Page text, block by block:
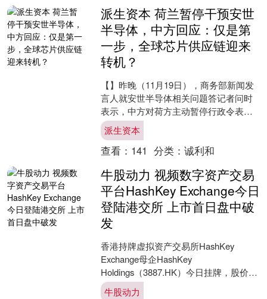
派生资本 荷兰暂停干预安世
半导体，中方回应：仅是第
一步，全球芯片供应链迎来
转机？
【】昨晚（11月19日），商务部新闻发
言人就安世半导体相关问题答记者问时
表示，中方对荷方主动暂停行政令表示
欢迎。但也强调暂停仅是第一步，呼吁
荷方继续合作，取消干....
派生资本
查看： 141 分类： 诚利和
牛股动力 视频数字资产交易
平台HashKey Exchange今日
登陆港交所 上市首日盘中破
发
香港持牌虚拟资产交易所HashKey
Exchange母企HashKey
Holdings（3887.HK）今日挂牌，股价开
报6.7港币，较定价6.68元高0.....
牛股动力